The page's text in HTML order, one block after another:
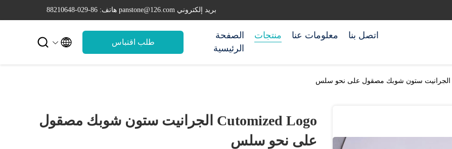
بريد إلكتروني panstone@126.com هاتف: 86-029-88210648
الصفحة
الرئيسية
منتجات معلومات عنا اتصل بنا
طلب اقتباس 

Cutomized Logo الجرانيت ستون شوبك مصقول
على نحو سلس